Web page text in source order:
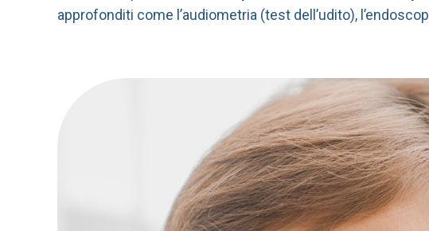
approfonditi come l’audiometria (test dell’udito),